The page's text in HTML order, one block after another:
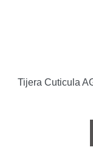
Tijera Cuticula